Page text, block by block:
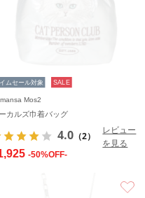
ムセール対象 SALE
Mos2
カルズ巾着バッグ
4.0 （2）
レビュー
を見る
-50%OFF-